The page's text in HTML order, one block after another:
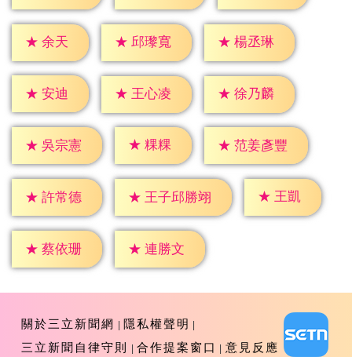
★ 余天 ★ 邱瓈寬 ★ 楊丞琳
★ 安迪 ★ 王心凌 ★ 徐乃麟
★ 吳宗憲 ★ 粿粿 ★ 范姜彥豐
★ 許常德 ★ 王子邱勝翊 ★ 王凱
★ 蔡依珊 ★ 連勝文
關於三立新聞網
隱私權聲明
三立新聞自律守則
合作提案窗口 意見反應